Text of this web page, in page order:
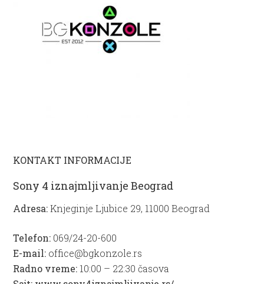
KONTAKT INFORMACIJE
Sony 4 iznajmljivanje Beograd
Adresa:Knjeginje Ljubice 29, 11000 Beograd
Telefon: 069/24-20-600
E-mail: office@bgkonzole.rs
Radno vreme: 10:00 – 22:30 časova